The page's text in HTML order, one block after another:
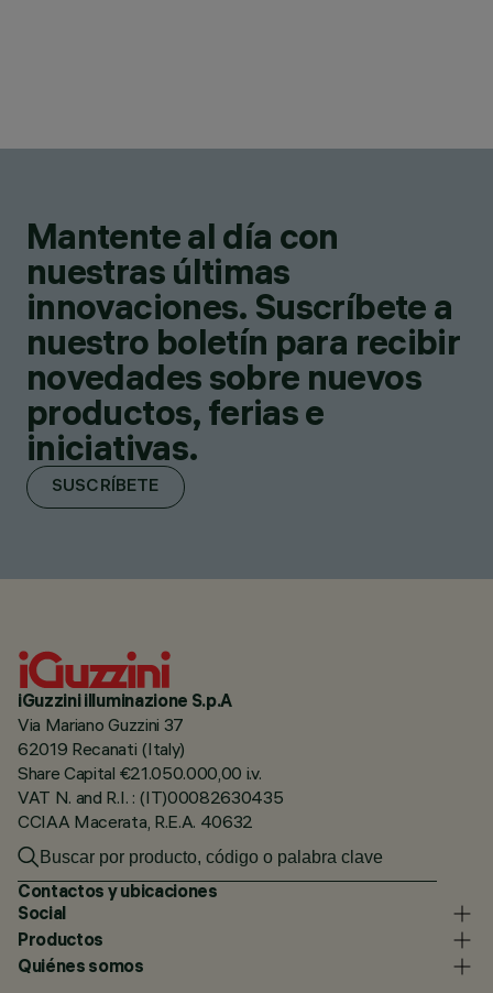
Mantente al día con
nuestras últimas
innovaciones. Suscríbete a
nuestro boletín para recibir
novedades sobre nuevos
productos, ferias e
iniciativas.
SUSCRÍBETE
iGuzzini illuminazione S.p.A
Via Mariano Guzzini 37
62019 Recanati (Italy)
Share Capital €21.050.000,00 i.v.
VAT N. and R.I. : (IT)00082630435
CCIAA Macerata, R.E.A. 40632
Contactos y ubicaciones
Social
Productos
Quiénes somos